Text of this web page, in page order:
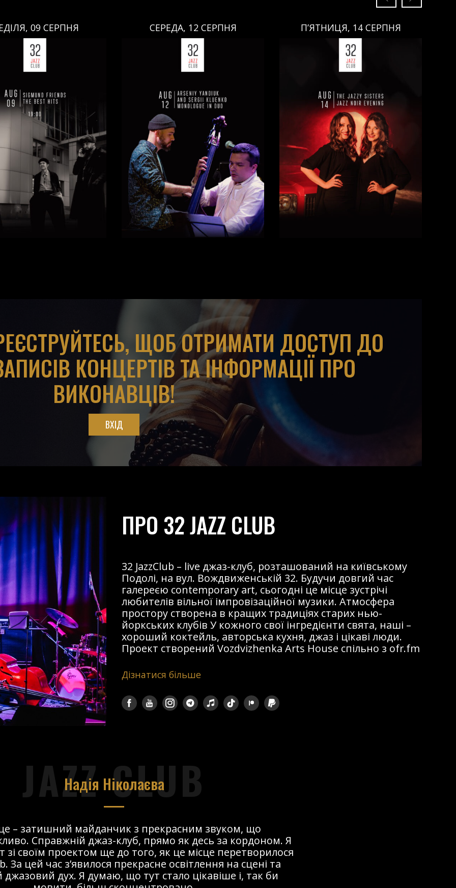
09 СЕРПНЯ
Ціна:
Павло Литвиненко
,)/Денис Дудко (Бас,)/
Люлякін (Барабани
СЕРЕДА, 12 СЕРПНЯ
Ціна:
Виконавці: Арсеній Яндюк(
Рояль,) Сергій Клюєнко(Бас,)
П’ЯТНИЦЯ, 14 СЕРПНЯ
П’ЯТНИЦЯ, 14 СЕРПНЯ
Виконавці:Анна Майовецька
Вокал
/Юлія Майовецька
Вокал
,)/Григорій Паршин
Саксофон
,)/Арсеній Яндюк
Рояль
Єгор Абрамов
Контрабас
,)/
(Барабани ,)/
ЩОБ ОТРИМАТИ ДОСТУП ДО
КОНЦЕРТІВ ТА ІНФОРМАЦІЇ ПРО
ВИКОНАВЦІВ!
ВХІД
ПРО 32 JAZZ CLUB
32 JazzClub – live джаз-клуб, розташований на київському
Подолі, на вул. Вождвиженській 32. Будучи довгий час
галереєю contemporary art, сьогодні це місце зустрічі
любителів вільної імпровізаційної музики. Атмосфера
простору створена в кращих традиціях старих нью-
йоркських клубів У кожного свої інгредієнти свята, наші –
хороший коктейль, авторська кухня, джаз і цікаві люди.
Проект створений Vozdvizhenka Arts House спільно з ofr.fm
Дізнатися більше
JAZZ CLUB
Надія Ніколаєва
– затишний майданчик з прекрасним звуком, що
Справжній джаз-клуб, прямо як десь за кордоном. Я
зі своїм проектом ще до того, як це місце перетворилося
За цей час з’явилося прекрасне освітлення на сцені та
джазовий дух. Я думаю, що тут стало цікавіше і, так би